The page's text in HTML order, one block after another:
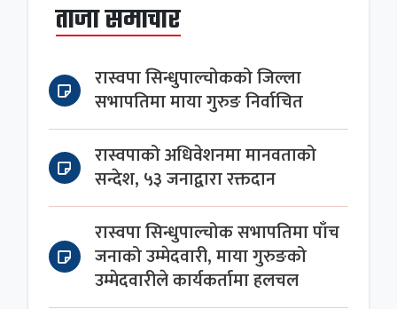
ताजा समाचार
रास्वपा सिन्धुपाल्चोकको जिल्ला
सभापतिमा माया गुरुङ निर्वाचित
रास्वपाको अधिवेशनमा मानवताको
सन्देश, ५३ जनाद्वारा रक्तदान
रास्वपा सिन्धुपाल्चोक सभापतिमा पाँच
जनाको उम्मेदवारी, माया गुरुङको
उम्मेदवारीले कार्यकर्तामा हलचल